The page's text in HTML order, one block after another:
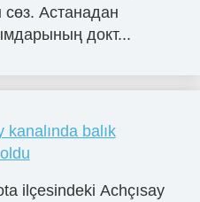
Астанадан
докт...
balık
ilçesindeki Achçısay